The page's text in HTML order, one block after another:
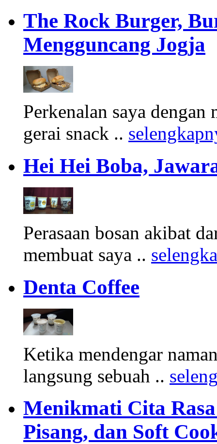
The Rock Burger,
Mengguncang Jogja
Perkenalan saya
gerai snack ..
Hei Hei Boba,
Perasaan bosan akibat
membuat saya ..
Denta Coffee
Ketika mendengar
langsung sebuah ..
Menikmati Cita
Pisang, dan Soft